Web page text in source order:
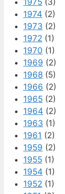
1974 (2)
1973 (2)
1972 (1)
1970 (1)
1969 (2)
1968 (5)
1966 (2)
1965 (2)
1964 (2)
1963 (1)
1961 (2)
1959 (2)
1955 (1)
1954 (1)
1952 (1)